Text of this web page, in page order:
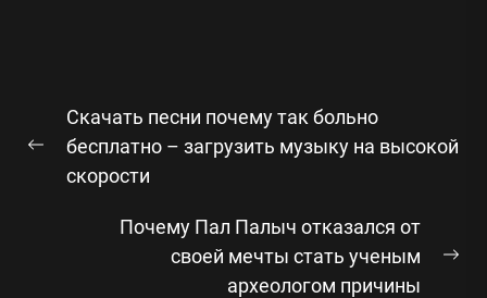
по
записям
Предыдущая
запись:
Скачать песни почему так больно
бесплатно – загрузить музыку на высокой
скорости
Почему Пал Палыч отказался от
своей мечты стать ученым
археологом причины